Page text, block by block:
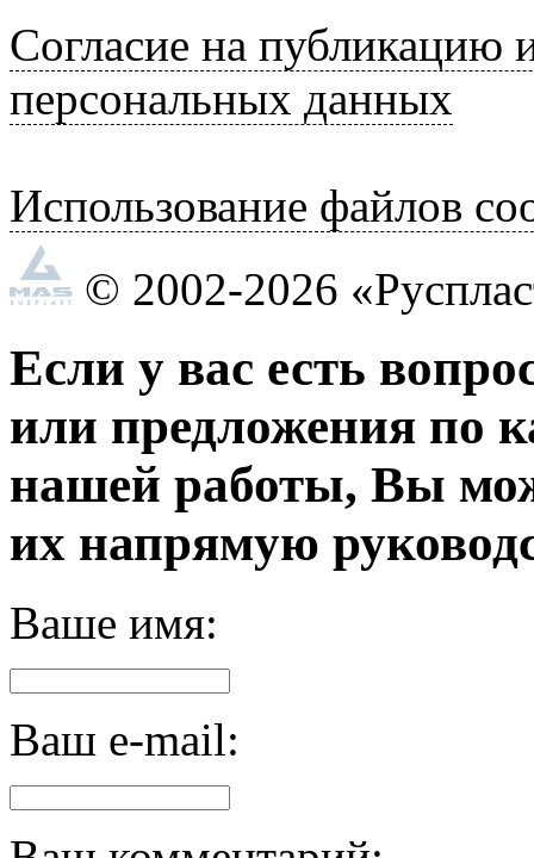
Согласие на публикацию
персональных данных
Использование файлов
© 2002-2026
Если у вас есть
или предложения по
нашей работы, Вы
их напрямую
Ваше имя:
Ваш e-mail: